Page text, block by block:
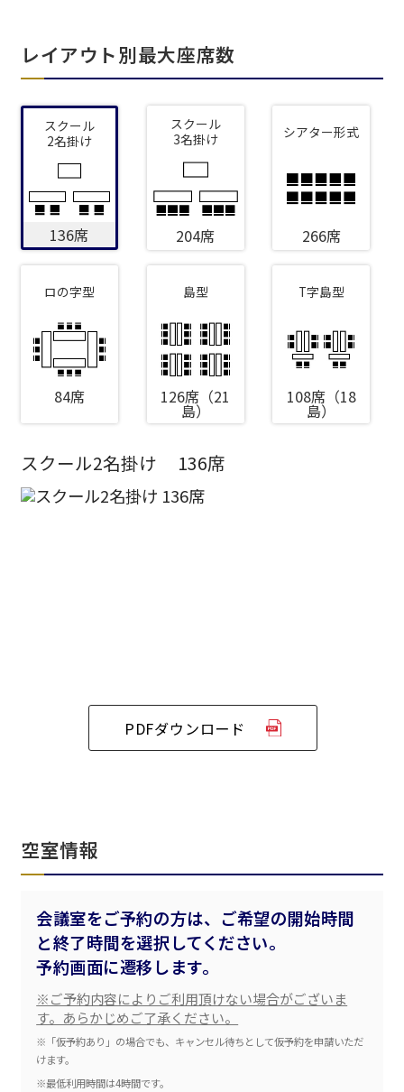
レイアウト別最大座席数
スクール
2名掛け
136席
スクール
3名掛け
204席
シアター形式
266席
ロの字型
84席
島型
126席（21
島）
T字島型
108席（18
島）
スクール2名掛け 136席
PDFダウンロード
空室情報
会議室をご予約の方は、ご希望の開始時間
と終了時間を選択してください。
予約画面に遷移します。
※ご予約内容によりご利用頂けない場合がございま
す。あらかじめご了承ください。
※「仮予約あり」の場合でも、キャンセル待ちとして仮予約を申請いただ
けます。
※最低利用時間は4時間です。
エリア／施設※複数選択可能
ベルサール高田馬場
ベルサール飯田橋駅前
ベルサール飯田橋ファースト
渋谷エリア
ベルサール渋谷ファースト
六本木・虎ノ門エリア
ベルサール六本木
ベルサール芝公園
ベルサール三田ガーデン
有明・羽田エリア
ベルサール有明コンファレンスセンター
ベルサール羽田空港
日時
日付／開始・終了時間から選ぶ
時間単位で選ぶ